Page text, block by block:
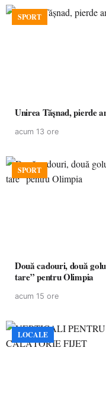
SPORT
Unirea Tășnad, pierde
acum 13 ore
SPORT
Două cadouri, două
tare” pentru Olimpia
acum 15 ore
LOCALE